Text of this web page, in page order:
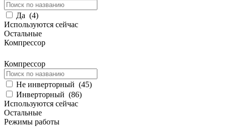
Да (4)
Используются сейчас
Остальные
Компрессор
Компрессор
Не инверторный (45)
Инверторный (86)
Используются сейчас
Остальные
Режимы работы